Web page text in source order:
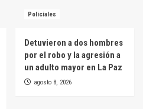
Policiales
Detuvieron a dos hombres
por el robo y la agresión a
un adulto mayor en La Paz
agosto 8, 2026